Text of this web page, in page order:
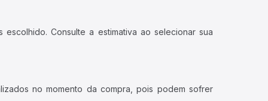
Consulte a estimativa ao selecionar sua
no momento da compra, pois podem sofrer